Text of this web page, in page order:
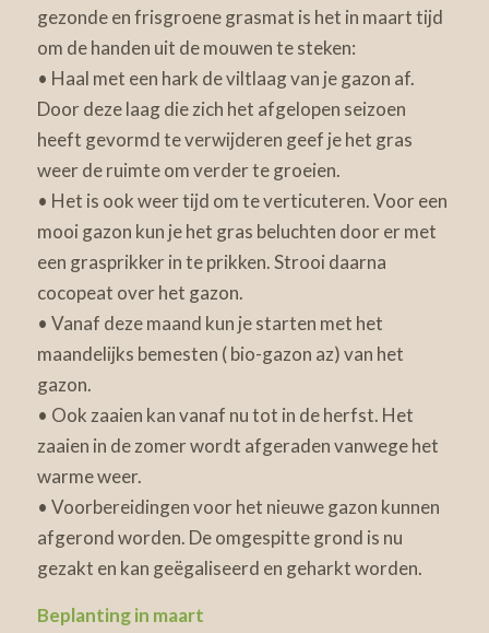
gezonde en frisgroene grasmat is het in maart tijd
om de handen uit de mouwen te steken:
• Haal met een hark de viltlaag van je gazon af.
Door deze laag die zich het afgelopen seizoen
heeft gevormd te verwijderen geef je het gras
weer de ruimte om verder te groeien.
• Het is ook weer tijd om te verticuteren. Voor een
mooi gazon kun je het gras beluchten door er met
een grasprikker in te prikken. Strooi daarna
cocopeat over het gazon.
• Vanaf deze maand kun je starten met het
maandelijks bemesten ( bio-gazon az) van het
gazon.
• Ook zaaien kan vanaf nu tot in de herfst. Het
zaaien in de zomer wordt afgeraden vanwege het
warme weer.
• Voorbereidingen voor het nieuwe gazon kunnen
afgerond worden. De omgespitte grond is nu
gezakt en kan geëgaliseerd en geharkt worden.
Beplanting in maart